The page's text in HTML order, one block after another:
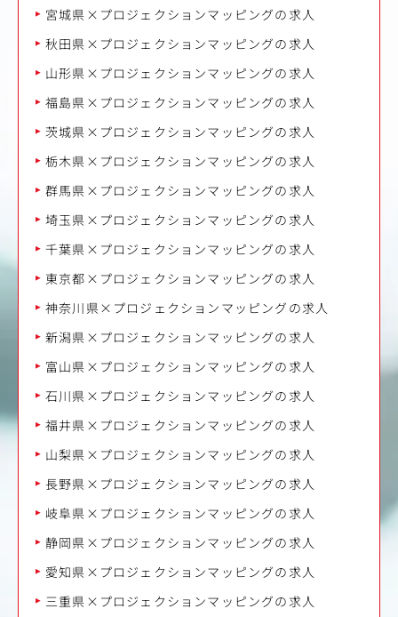
宮城県×プロジェクションマッピングの求人
秋田県×プロジェクションマッピングの求人
山形県×プロジェクションマッピングの求人
福島県×プロジェクションマッピングの求人
茨城県×プロジェクションマッピングの求人
栃木県×プロジェクションマッピングの求人
群馬県×プロジェクションマッピングの求人
埼玉県×プロジェクションマッピングの求人
千葉県×プロジェクションマッピングの求人
東京都×プロジェクションマッピングの求人
神奈川県×プロジェクションマッピングの求人
新潟県×プロジェクションマッピングの求人
富山県×プロジェクションマッピングの求人
石川県×プロジェクションマッピングの求人
福井県×プロジェクションマッピングの求人
山梨県×プロジェクションマッピングの求人
長野県×プロジェクションマッピングの求人
岐阜県×プロジェクションマッピングの求人
静岡県×プロジェクションマッピングの求人
愛知県×プロジェクションマッピングの求人
三重県×プロジェクションマッピングの求人